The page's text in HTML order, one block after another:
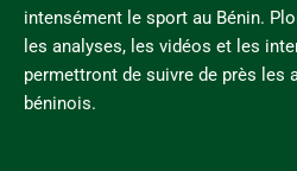
intensément le sport au Bénin.
les analyses, les vidéos et les
permettront de suivre de près les
béninois.